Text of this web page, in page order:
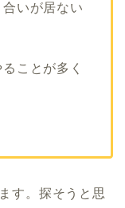
いが居ない
ことが多く
す。探そうと思